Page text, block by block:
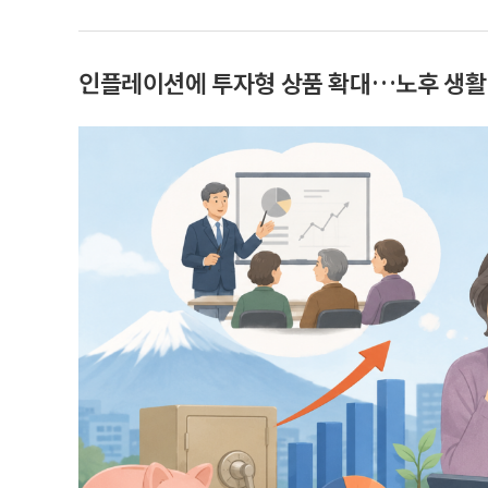
인플레이션에 투자형 상품 확대…노후 생